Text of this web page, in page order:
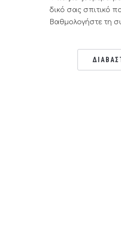
δικό σας σπιτικό
Βαθμολογήστε τη